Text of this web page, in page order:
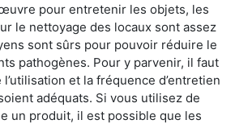
pour entretenir les objets, les
le nettoyage des locaux sont assez
sont sûrs pour pouvoir réduire le
pathogènes. Pour y parvenir, il faut
et la fréquence d’entretien
adéquats. Si vous utilisez de
un produit, il est possible que les